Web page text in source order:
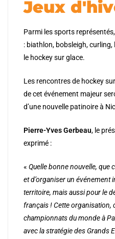
Jeux
Parmi les sports
: biathlon, bobsleigh,
le hockey sur glace.
Les rencontres de hockey
de cet événement majeur
d’une nouvelle patinoire à
Pierre-Yves Gerbeau, le
exprimé :
« Quelle bonne nouvelle, que
et d’organiser un événement
territoire, mais aussi pour le
français ! Cette organisation,
championnats du monde à
avec la stratégie des Grands